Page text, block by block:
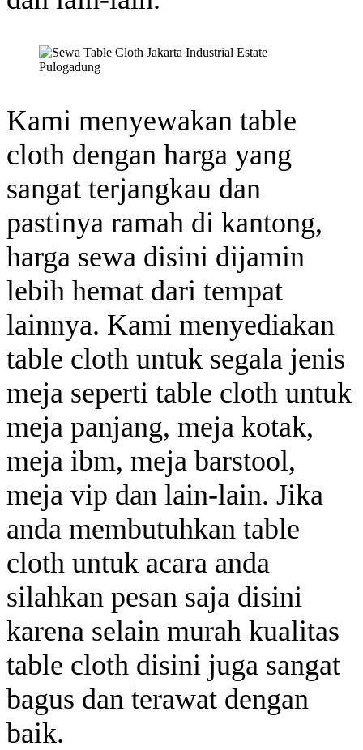
Kami menyewakan table
cloth dengan harga yang
sangat terjangkau dan
pastinya ramah di kantong,
harga sewa disini dijamin
lebih hemat dari tempat
lainnya. Kami menyediakan
table cloth untuk segala jenis
meja seperti table cloth untuk
meja panjang, meja kotak,
meja ibm, meja barstool,
meja vip dan lain-lain. Jika
anda membutuhkan table
cloth untuk acara anda
silahkan pesan saja disini
karena selain murah kualitas
table cloth disini juga sangat
bagus dan terawat dengan
baik.